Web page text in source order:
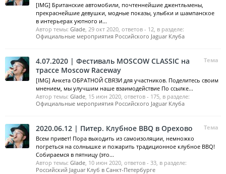
[IMG] Британские автомобили, почтеннейшие джентльмены,
прекраснейшие девушки, модные показы, улыбки и шампанское
в интерьерах уютного и...
Автор темы: Glade, 29 окт 2020, ответов - 12, в разделе:
Официальные мероприятия Российского Jaguar Клуба
Тема
4.07.2020 | Фестиваль MOSCOW CLASSIC на
трассе Moscow Raceway
[IMG] Анкета ОБРАТНОЙ СВЯЗИ для участников. Поделитесь своим
мнением, мы улучшим наше взаимодействие По ссылке...
Автор темы: Glade, 15 июн 2020, ответов - 175, в разделе:
Официальные мероприятия Российского Jaguar Клуба
Тема
2020.06.12 | Питер. Клубное BBQ в Орехово
Всем привет! Пора выходить из самоизоляции, немножко
погреться на солнышке и пожарить традиционное клубное BBQ!
Собираемся в пятницу (это...
Автор темы: Glade, 10 июн 2020, ответов - 33, в разделе:
Российский Jaguar Клуб в Санкт-Петербурге